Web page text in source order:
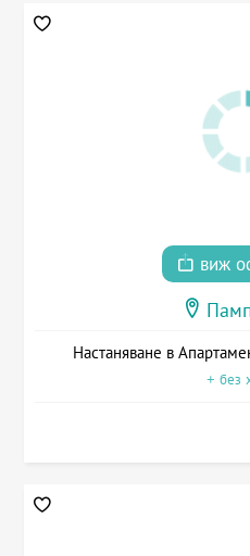
виж
Настаняване в
+ без